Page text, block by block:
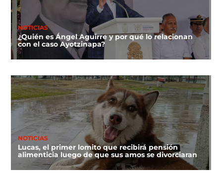
NOTICIAS
¿Quién es Ángel Aguirre y por qué lo relacionan
con el caso Ayotzinapa?
NOTICIAS
Lucas, el primer lomito que recibirá pensión
alimenticia luego de que sus amos se divorciaran